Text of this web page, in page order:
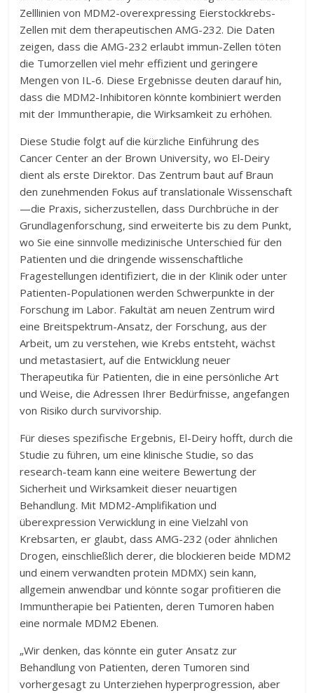
Zelllinien von MDM2-overexpressing Eierstockkrebs-
Zellen mit dem therapeutischen AMG-232. Die Daten
zeigen, dass die AMG-232 erlaubt immun-Zellen töten
die Tumorzellen viel mehr effizient und geringere
Mengen von IL-6. Diese Ergebnisse deuten darauf hin,
dass die MDM2-Inhibitoren könnte kombiniert werden
mit der Immuntherapie, die Wirksamkeit zu erhöhen.
Diese Studie folgt auf die kürzliche Einführung des
Cancer Center an der Brown University, wo El-Deiry
dient als erste Direktor. Das Zentrum baut auf Braun
den zunehmenden Fokus auf translationale Wissenschaft
—die Praxis, sicherzustellen, dass Durchbrüche in der
Grundlagenforschung, sind erweiterte bis zu dem Punkt,
wo Sie eine sinnvolle medizinische Unterschied für den
Patienten und die dringende wissenschaftliche
Fragestellungen identifiziert, die in der Klinik oder unter
Patienten-Populationen werden Schwerpunkte in der
Forschung im Labor. Fakultät am neuen Zentrum wird
eine Breitspektrum-Ansatz, der Forschung, aus der
Arbeit, um zu verstehen, wie Krebs entsteht, wächst
und metastasiert, auf die Entwicklung neuer
Therapeutika für Patienten, die in eine persönliche Art
und Weise, die Adressen Ihrer Bedürfnisse, angefangen
von Risiko durch survivorship.
Für dieses spezifische Ergebnis, El-Deiry hofft, durch die
Studie zu führen, um eine klinische Studie, so das
research-team kann eine weitere Bewertung der
Sicherheit und Wirksamkeit dieser neuartigen
Behandlung. Mit MDM2-Amplifikation und
überexpression Verwicklung in eine Vielzahl von
Krebsarten, er glaubt, dass AMG-232 (oder ähnlichen
Drogen, einschließlich derer, die blockieren beide MDM2
und einem verwandten protein MDMX) sein kann,
allgemein anwendbar und könnte sogar profitieren die
Immuntherapie bei Patienten, deren Tumoren haben
eine normale MDM2 Ebenen.
„Wir denken, das könnte ein guter Ansatz zur
Behandlung von Patienten, deren Tumoren sind
vorhergesagt zu Unterziehen hyperprogression, aber